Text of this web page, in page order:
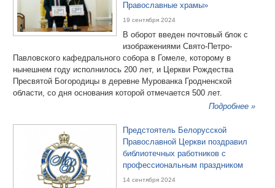
Православные храмы»
19 сентября 2024
В оборот введен почтовый блок с
изображениями Свято-Петро-
Павловского кафедрального собора в Гомеле, которому в
нынешнем году исполнилось 200 лет, и Церкви Рождества
Пресвятой Богородицы в деревне Мурованка Гродненской
области, со дня основания которой отмечается 500 лет.
Подробнее »
Предстоятель Белорусской
Православной Церкви поздравил
библиотечных работников с
профессиональным праздником
14 сентября 2024